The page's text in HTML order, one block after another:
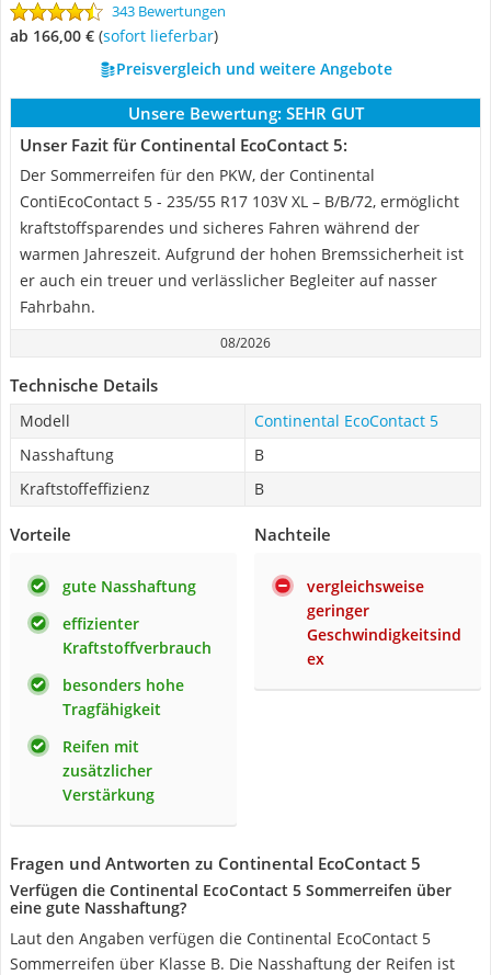
343 Bewertungen
ab 166,00 € ( Sofort lieferbar)
Preisvergleich und weitere Angebote
Unsere Bewertung: SEHR GUT
Unser Fazit für Continental EcoContact 5:
Der Sommerreifen für den PKW, der Continental
ContiEcoContact 5 - 235/55 R17 103V XL – B/B/72, ermöglicht
kraftstoffsparendes und sicheres Fahren während der
warmen Jahreszeit. Aufgrund der hohen Bremssicherheit ist
er auch ein treuer und verlässlicher Begleiter auf nasser
Fahrbahn.
08/2026
Technische Details
Modell
Continental EcoContact 5
Nasshaftung
B
Kraftstoffeffizienz
B
Vorteile
gute Nasshaftung
effizienter
Kraftstoffverbrauch
besonders hohe
Tragfähigkeit
Reifen mit
zusätzlicher
Verstärkung
Nachteile
vergleichsweise
geringer
Geschwindigkeitsind
ex
Fragen und Antworten zu Continental EcoContact 5
Verfügen die Continental EcoContact 5 Sommerreifen über
eine gute Nasshaftung?
Laut den Angaben verfügen die Continental EcoContact 5
Sommerreifen über Klasse B. Die Nasshaftung der Reifen ist